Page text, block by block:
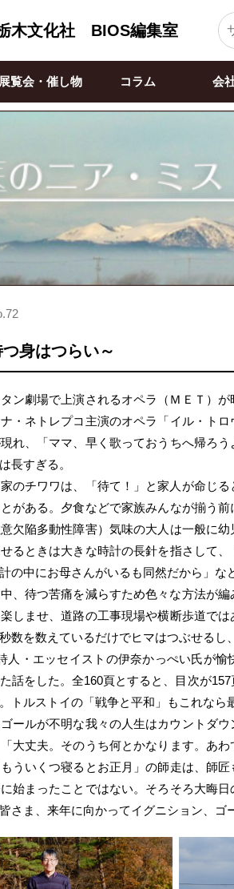
木文化社 BIOS編集室
展覧会・催し物 コラム 会
身はつらい～
ン劇場で上演されるオペラ（ＭＥＴ）
・ネトレプコ主演のオペラ「イル・ト
れ、「ママ、早く歌っておうちへ帰ろ
長すぎる。
のチワワは、「待て！」と家人が命じ
がある。夕食などで家族みんなが揃う
欠陥多動性障害）気味の大人は一般に
るときは大きな時計の長針を指さして
の中にお母さんがいるも同然だから」な
、待つ苦痛を減らすため色々な方法が
しませ、道路の工事現場や横断歩道で
数を数えているだけでヒマはつぶせるし
人・エッセイストの伊奈かっぺい氏が
話をした。全160頁とすると、目次が
トルストイの「戦争と平和」もこれなら
ールが不明な我々の人生はカウントダ
大丈夫。そのうち何とかなります。あ
ういくつ寝るとお正月」の師走は、師
始まったことではない。そろそろ大晦
さま、来年に向かってイグニション、ゴ